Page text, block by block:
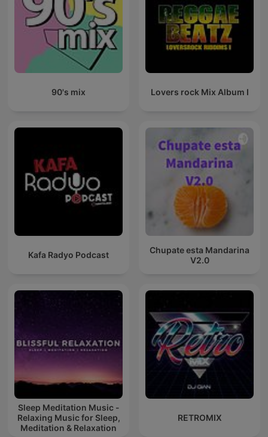
90's mix Lovers rock Mix Album I
Kafa Radyo Podcast
Chupate esta Mandarina
V2.0
Sleep Meditation Music -
Relaxing Music for Sleep,
Meditation & Relaxation
RETROMIX